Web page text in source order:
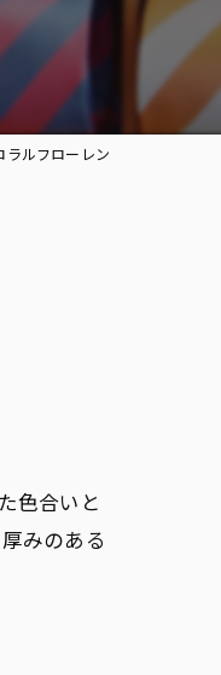
ラルフローレン
色合いと
みのある